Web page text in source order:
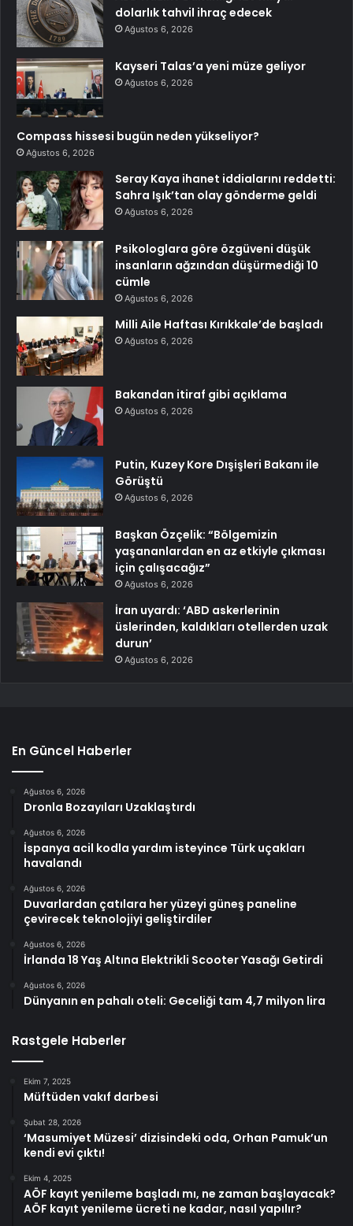
dolarlık tahvil ihraç edecek
Ağustos 6, 2026
Kayseri Talas’a yeni müze geliyor
Ağustos 6, 2026
Compass hissesi bugün neden yükseliyor?
Ağustos 6, 2026
Seray Kaya ihanet iddialarını reddetti:
Sahra Işık’tan olay gönderme geldi
Ağustos 6, 2026
Psikologlara göre özgüveni düşük
insanların ağzından düşürmediği 10
cümle
Ağustos 6, 2026
Milli Aile Haftası Kırıkkale’de başladı
Ağustos 6, 2026
Bakandan itiraf gibi açıklama
Ağustos 6, 2026
Putin, Kuzey Kore Dışişleri Bakanı ile
Görüştü
Ağustos 6, 2026
Başkan Özçelik: “Bölgemizin
yaşananlardan en az etkiyle çıkması
için çalışacağız”
Ağustos 6, 2026
İran uyardı: ‘ABD askerlerinin
üslerinden, kaldıkları otellerden uzak
durun’
Ağustos 6, 2026
En Güncel Haberler
Ağustos 6, 2026
Dronla Bozayıları Uzaklaştırdı
Ağustos 6, 2026
İspanya acil kodla yardım isteyince Türk uçakları
havalandı
Ağustos 6, 2026
Duvarlardan çatılara her yüzeyi güneş paneline
çevirecek teknolojiyi geliştirdiler
Ağustos 6, 2026
İrlanda 18 Yaş Altına Elektrikli Scooter Yasağı Getirdi
Ağustos 6, 2026
Dünyanın en pahalı oteli: Geceliği tam 4,7 milyon lira
Rastgele Haberler
Ekim 7, 2025
Müftüden vakıf darbesi
Şubat 28, 2026
‘Masumiyet Müzesi’ dizisindeki oda, Orhan Pamuk’un
kendi evi çıktı!
Ekim 4, 2025
AÖF kayıt yenileme başladı mı, ne zaman başlayacak?
AÖF kayıt yenileme ücreti ne kadar, nasıl yapılır?